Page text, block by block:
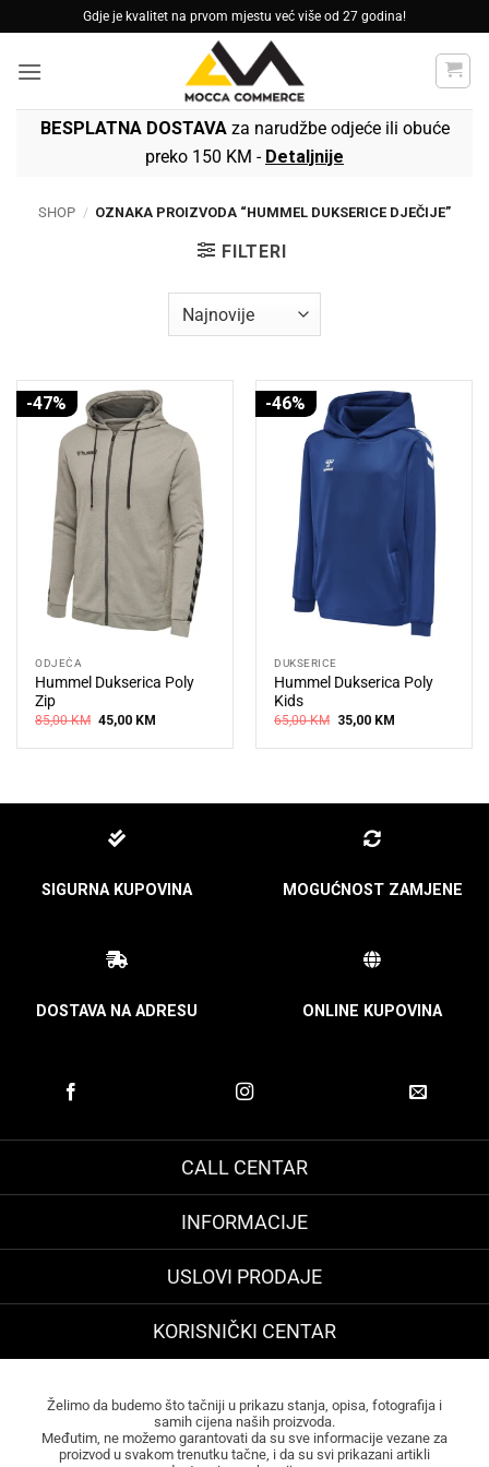
to
content
Gdje je kvalitet na prvom mjestu već više od 27 godina!
BESPLATNA DOSTAVAza narudžbe odjeće ili obuće
preko 150 KM - Detaljnije
SHOP / OZNAKA PROIZVODA “HUMMEL DUKSERICE DJEČIJE”
FILTERI
-47%
ODJEĆA
Hummel Dukserica Poly
Zip
85,00KM Original
was:
45,00 KMCurrent
is:
-46%
DUKSERICE
Hummel Dukserica Poly
Kids
65,00KM Original
was:
35,00 KMCurrent
is:
SIGURNA KUPOVINA MOGUĆNOST ZAMJENE
DOSTAVA NA ADRESU ONLINE KUPOVINA
CALL CENTAR
INFORMACIJE
USLOVI PRODAJE
KORISNIČKI CENTAR
Želimo da budemo što tačniji u prikazu stanja, opisa, fotografija i
samih cijena naših proizvoda.
Međutim, ne možemo garantovati da su sve informacije vezane za
proizvod u svakom trenutku tačne, i da su svi prikazani artikli